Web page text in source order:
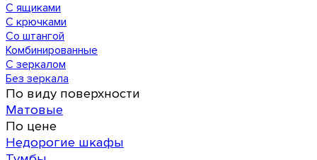
С ящиками
С крючками
Со штангой
Комбинированные
С зеркалом
Без зеркала
По виду поверхности
Матовые
По цене
Недорогие шкафы